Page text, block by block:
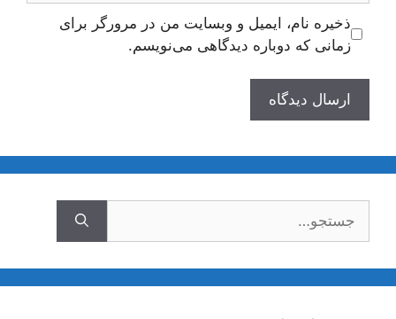
ذخیره نام، ایمیل و وبسایت من در مرورگر برای
زمانی که دوباره دیدگاهی می‌نویسم.